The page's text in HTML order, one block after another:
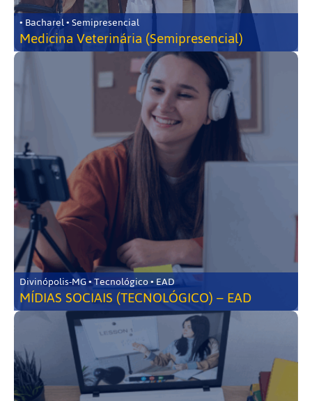
• Bacharel • Semipresencial
Medicina Veterinária (Semipresencial)
Divinópolis-MG • Tecnológico • EAD
MÍDIAS SOCIAIS (TECNOLÓGICO) – EAD